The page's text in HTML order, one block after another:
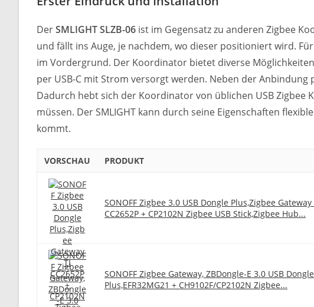
DerSMLIGHT SLZB-06 ist im Gegensatz zu anderen Zigbee
und fällt ins Auge, je nachdem, wo dieser positioniert wird.
im Vordergrund. Der Koordinator bietet diverse
per USB-C mit Strom versorgt werden. Neben der
Dadurch hebt sich der Koordinator von üblichen USB
müssen. Der SMLIGHT kann durch seine Eigenschaften
kommt.
VORSCHAU PRODUKT
SONOFF Zigbee 3.0 USB Dongle Plus,Zigbee Gateway
CC2652P + CP2102N Zigbee USB Stick,Zigbee Hub...
SONOFF Zigbee Gateway, ZBDongle-E 3.0 USB Dongle
Plus,EFR32MG21 + CH9102F/CP2102N Zigbee...